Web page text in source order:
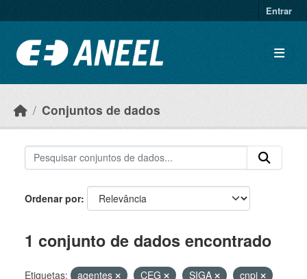
Entrar
Conjuntos de dados
Ordenar por
1 conjunto de dados encontrado
Etiquetas: agentes CEG SIGA
cnpj